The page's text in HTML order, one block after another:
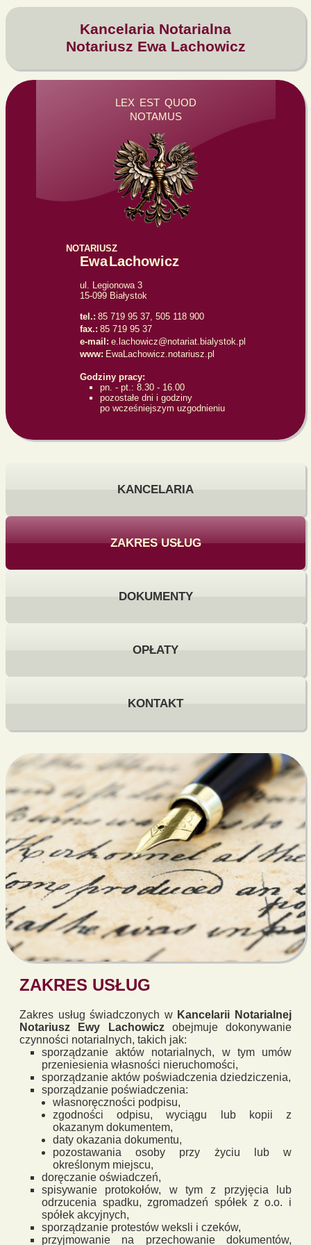
Kancelaria Notarialna
Notariusz Ewa Lachowicz
LEX EST QUOD
NOTAMUS
NOTARIUSZ
EwaLachowicz
ul. Legionowa 3
15-099 Białystok
tel.: 85 719 95 37, 505 118 900
fax.: 85 719 95 37
e-mail: e.lachowicz@notariat.bialystok.pl
www: EwaLachowicz.notariusz.pl
Godziny pracy:
pn. - pt.: 8.30 - 16.00
pozostałe dni i godziny
po wcześniejszym uzgodnieniu
KANCELARIA
ZAKRES USŁUG
DOKUMENTY
OPŁATY
KONTAKT
ZAKRES USŁUG
Zakres usług świadczonych w Kancelarii Notarialnej
Notariusz Ewy Lachowiczobejmuje dokonywanie
czynności notarialnych, takich jak:
sporządzanie aktów notarialnych, w tym umów
przeniesienia własności nieruchomości,
sporządzanie aktów poświadczenia dziedziczenia,
sporządzanie poświadczenia:
własnoręczności podpisu,
zgodności odpisu, wyciągu lub kopii z
okazanym dokumentem,
daty okazania dokumentu,
pozostawania osoby przy życiu lub w
określonym miejscu,
doręczanie oświadczeń,
spisywanie protokołów, w tym z przyjęcia lub
odrzucenia spadku, zgromadzeń spółek z o.o. i
spółek akcyjnych,
sporządzanie protestów weksli i czeków,
przyjmowanie na przechowanie dokumentów,